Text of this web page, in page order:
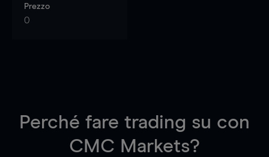
Prezzo
0
Perché fare trading su con
CMC Markets?